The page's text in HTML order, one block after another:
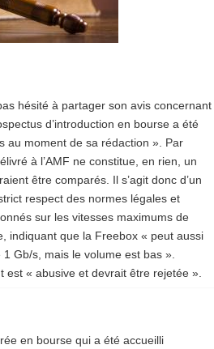
hésité à partager son avis concernant
d’introduction en bourse a été
au moment de sa rédaction ». Par
à l’AMF ne constitue, en rien, un
être comparés. Il s’agit donc d’un
respect des normes légales et
sur les vitesses maximums de
indiquant que la Freebox « peut aussi
Gb/s, mais le volume est bas ».
est « abusive et devrait être rejetée ».
en bourse qui a été accueilli